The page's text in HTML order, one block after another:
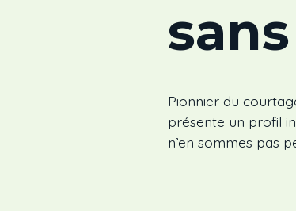
Pionnier du
présente un profil
n’en sommes pas